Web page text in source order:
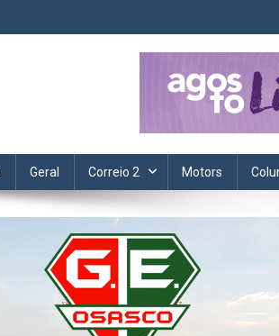
Paulista. Informação, política, saúde,
Geral Correio 2 Motors